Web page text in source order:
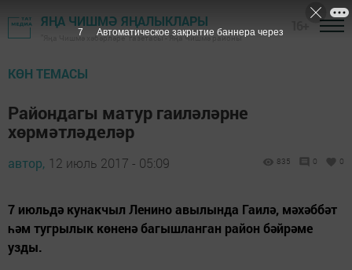
ЯҢА ЧИШМӘ ЯҢАЛЫКЛАРЫ
"Яңа Чишмә хәбәрләре" газетасы - Яңа Чишмә районы
КӨН ТЕМАСЫ
Райондагы матур гаиләләрне
хөрмәтләделәр
автор, 12 июль 2017 - 05:09 835 0 0
7 июльдә кунакчыл Ленино авылында Гаилә, мәхәббәт
һәм тугрылык көненә багышланган район бәйрәме
узды.
6 Автоматическое закрытие баннера через